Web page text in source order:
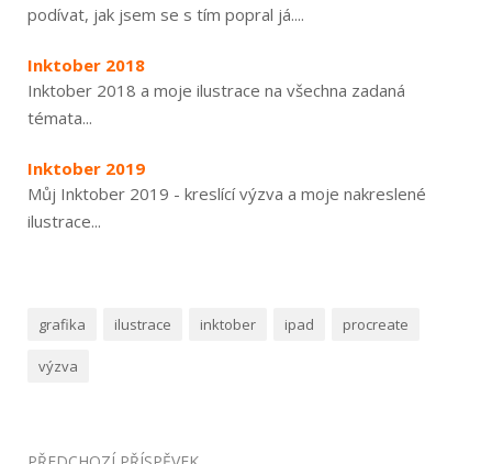
podívat, jak jsem se s tím popral já....
Inktober 2018
Inktober 2018 a moje ilustrace na všechna zadaná
témata...
Inktober 2019
Můj Inktober 2019 - kreslící výzva a moje nakreslené
ilustrace...
grafika ilustrace inktober ipad procreate
výzva